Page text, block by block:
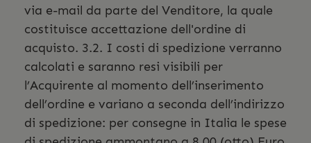
via e-mail da parte del Venditore, la quale
costituisce accettazione dell'ordine di
acquisto. 3.2. I costi di spedizione verranno
calcolati e saranno resi visibili per
l’Acquirente al momento dell’inserimento
dell’ordine e variano a seconda dell’indirizzo
di spedizione: per consegne in Italia le spese